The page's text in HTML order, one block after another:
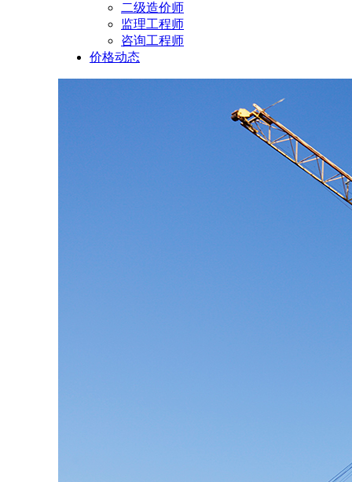
二级造价师
监理工程师
咨询工程师
价格动态